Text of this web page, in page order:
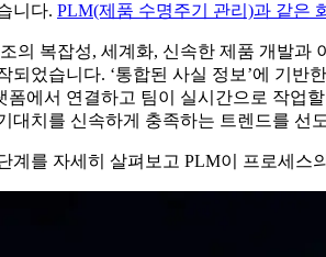
니다. PLM(제품 수명주기 관리)과 같은
의 복잡성, 세계화, 신속한 제품 개발과
되었습니다. ‘통합된 사실 정보’에 기
폼에서 연결하고 팀이 실시간으로 작업
대치를 신속하게 충족하는 트렌드를 선
계를 자세히 살펴보고 PLM이 프로세